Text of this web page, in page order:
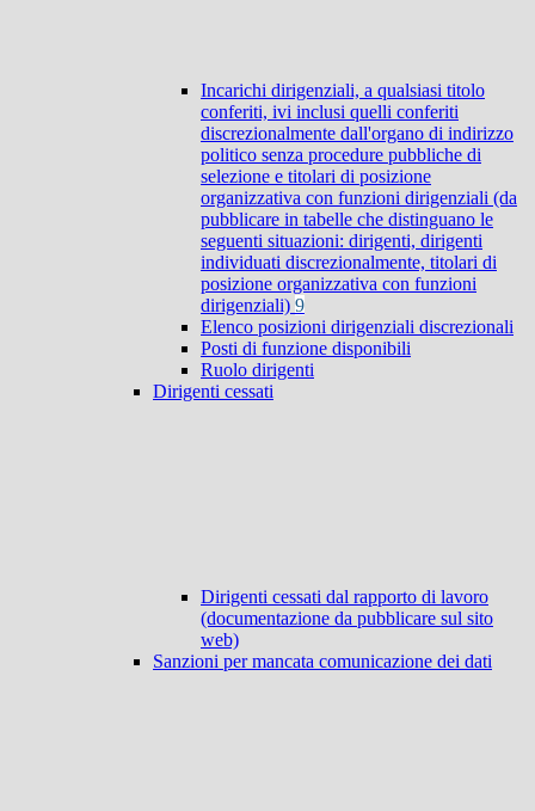
Incarichi dirigenziali, a qualsiasi titolo
conferiti, ivi inclusi quelli conferiti
discrezionalmente dall'organo di indirizzo
politico senza procedure pubbliche di
selezione e titolari di posizione
organizzativa con funzioni dirigenziali (da
pubblicare in tabelle che distinguano le
seguenti situazioni: dirigenti, dirigenti
individuati discrezionalmente, titolari di
posizione organizzativa con funzioni
dirigenziali) 9
Elenco posizioni dirigenziali discrezionali
Posti di funzione disponibili
Ruolo dirigenti
Dirigenti cessati
Dirigenti cessati dal rapporto di lavoro
(documentazione da pubblicare sul sito
web)
Sanzioni per mancata comunicazione dei dati